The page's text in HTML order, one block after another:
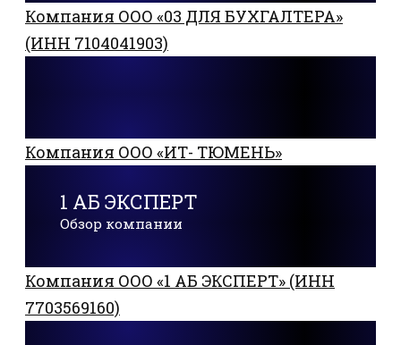
Компания ООО «03 ДЛЯ БУХГАЛТЕРА»
(ИНН 7104041903)
Компания ООО «ИТ- ТЮМЕНЬ»
1 АБ ЭКСПЕРТ
Обзор компании
Компания ООО «1 АБ ЭКСПЕРТ» (ИНН
7703569160)